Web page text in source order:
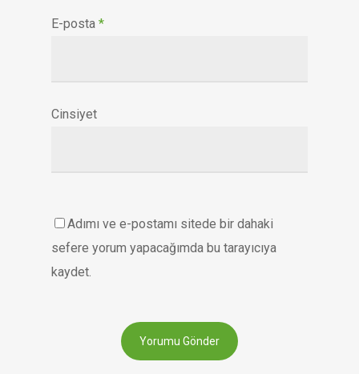
E-posta *
Cinsiyet
Adımı ve e-postamı sitede bir dahaki
sefere yorum yapacağımda bu tarayıcıya
kaydet.